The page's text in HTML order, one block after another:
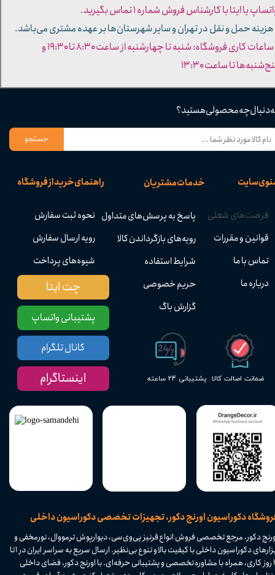
دکوراسیون اورنج دکور، تجهیزات تخصصی دکوراسیون داخلی
پشتیبانی ۲۴ ساعته ضمانت اصالت کالا
راهنمای خرید از فروشگاه
نحوه ثبت سفارش
رویه ارسال سفارش
شیوه‌های پرداخت
خدمات مشتریان
پاسخ به پرسش‌های متداول
رویه‌های بازگرداندن کالا
شرایط استفاده
حریم خصوصی
گزارش باگ
سایت
فرصت‌های شغلی
قوانین و مقررات
تماس با ما
درباره ما
دنبال چه محصولی هستید؟
جستجو
دکور، مرجع تخصصی فروش انواع قرنیز پی‌وی‌سی، دیوارپوش ترمووال، نورمخفی و
ابزارهای دکوراسیون داخلی با کیفیت بالا و تنوع بی‌نظیر. ارسال سریع به سراسر ایران در ۱ تا
۴ روز کاری، همراه با مشاوره تخصصی و پشتیبانی حرفه‌ای. با اورنج دکور، فضای داخلی
پشتیبانی واتساپ
چت ایتا
کانال تلگرام
اینستاگرام
یا ایتا با کارشناس فروش شماره ۱ تماس بگیرید.
حمل و نقل در تهران و سایر شهرستان‌ها بر عهده مشتری می‌باشد.
- ساعات کاری فروشگاه: شنبه تا چهارشنبه از ساعت ۸:۳۰ تا ۱۹:۳۰ و
تا ساعت ۱۳:۳۰​​​​​​​